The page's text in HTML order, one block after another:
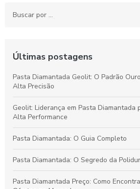
Últimas postagens
Pasta Diamantada Geolit: O Padrão
Alta Precisão
Geolit: Liderança em Pasta Diamantada
Alta Performance
Pasta Diamantada: O Guia Completo
Pasta Diamantada: O Segredo da
Pasta Diamantada Preço: Como